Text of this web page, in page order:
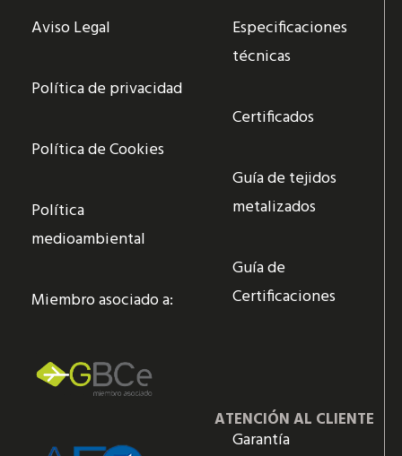
Aviso Legal
Política de privacidad
Política de Cookies
Política
medioambiental
Miembro asociado a:
Especificaciones
técnicas
Certificados
Guía de tejidos
metalizados
Guía de
Certificaciones
ATENCIÓN AL CLIENTE
Garantía